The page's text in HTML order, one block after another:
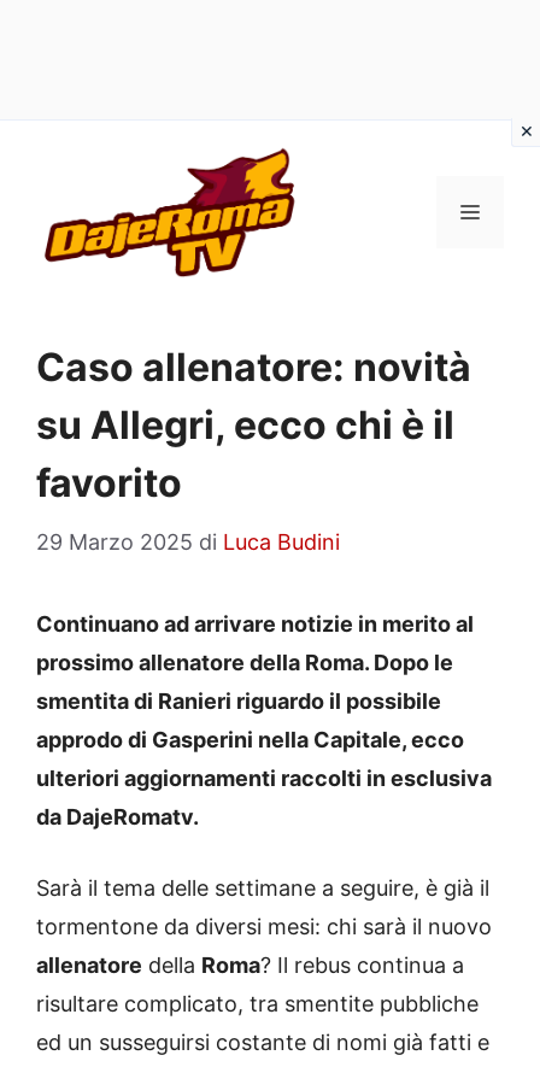
contenuto
MENU
Caso allenatore: novità
su Allegri, ecco chi è il
favorito
29 Marzo 2025 di Luca Budini
Continuano ad arrivare notizie in merito al
prossimo allenatore della Roma. Dopo le
smentita di Ranieri riguardo il possibile
approdo di Gasperini nella Capitale, ecco
ulteriori aggiornamenti raccolti in esclusiva
da DajeRomatv.
Sarà il tema delle settimane a seguire, è già il
tormentone da diversi mesi: chi sarà il nuovo
allenatore della Roma? Il rebus continua a
risultare complicato, tra smentite pubbliche
ed un susseguirsi costante di nomi già fatti e